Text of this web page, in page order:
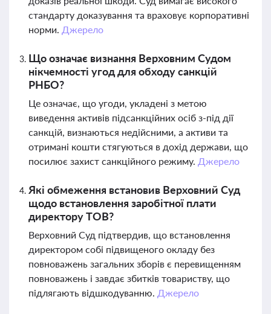
стандарту доказування та враховує корпоративні
норми. Джерело
Що означає визнання Верховним Судом
нікчемності угод для обходу санкцій
РНБО?
Це означає, що угоди, укладені з метою
виведення активів підсанкційних осіб з-під дії
санкцій, визнаються недійсними, а активи та
отримані кошти стягуються в дохід держави, що
посилює захист санкційного режиму. Джерело
Які обмеження встановив Верховний Суд
щодо встановлення заробітної плати
директору ТОВ?
Верховний Суд підтвердив, що встановлення
директором собі підвищеного окладу без
повноважень загальних зборів є перевищенням
повноважень і завдає збитків товариству, що
підлягають відшкодуванню. Джерело